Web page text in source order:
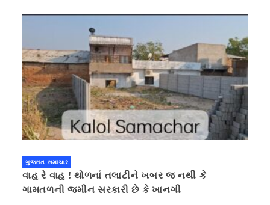
ગુજરાત સમાચાર
વાહ રે વાહ ! થોળનાં તલાટીને ખબર જ નથી કે
ગામતળની જમીન સરકારી છે કે ખાનગી